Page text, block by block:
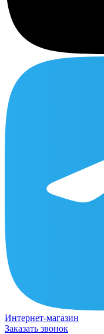
Интернет-магазин
Заказать звонок